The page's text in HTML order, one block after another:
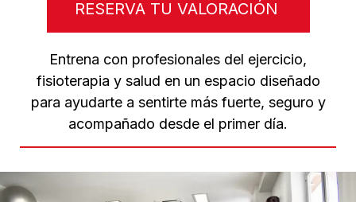
RESERVA TU VALORACIÓN
Entrena con profesionales del ejercicio,
fisioterapia y salud en un espacio diseñado
para ayudarte a sentirte más fuerte, seguro y
acompañado desde el primer día.